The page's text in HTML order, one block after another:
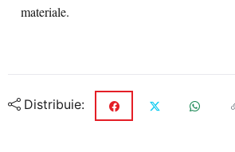
materiale.
Distribuie: